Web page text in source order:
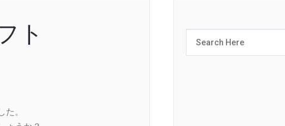
ト
。